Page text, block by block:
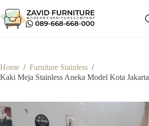
to
content
Home / Furniture Stainless /
Kaki Meja Stainless Aneka Model Kota Jakarta